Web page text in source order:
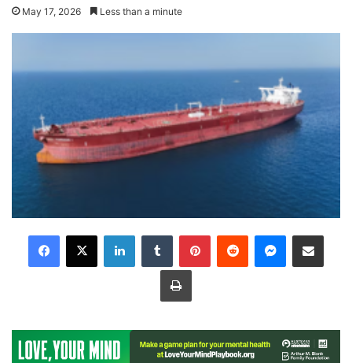
May 17, 2026 Less than a minute
LinkedInTumblr PinterestReddit Messenger
Share via Email
Print